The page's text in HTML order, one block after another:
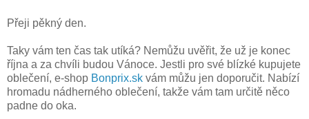
Přeji pěkný den.
Taky vám ten čas tak utíká? Nemůžu uvěřit, že už je konec
října a za chvíli budou Vánoce. Jestli pro své blízké kupujete
oblečení, e-shop Bonprix.sk vám můžu jen doporučit. Nabízí
hromadu nádherného oblečení, takže vám tam určitě něco
padne do oka.